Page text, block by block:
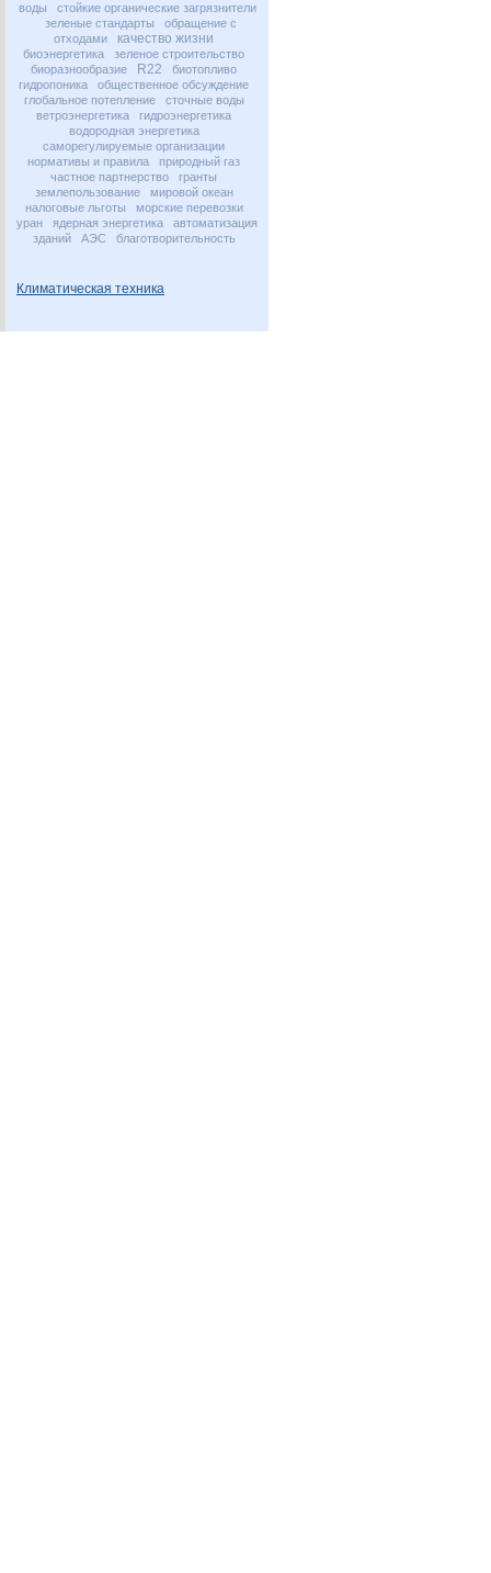
воды
стойкие органические загрязнители
зеленые стандарты
обращение с
отходами
качество жизни
биоэнергетика
зеленое строительство
биоразнообразие
R22
биотопливо
гидропоника
общественное обсуждение
глобальное потепление
сточные воды
ветроэнергетика
гидроэнергетика
водородная энергетика
саморегулируемые организации
нормативы и правила
природный газ
частное партнерство
гранты
землепользование
мировой океан
налоговые льготы
морские перевозки
уран
ядерная энергетика
автоматизация
зданий
АЭС благотворительность
Климатическая техника